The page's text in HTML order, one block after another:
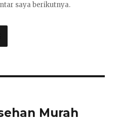
saya berikutnya.
Murah